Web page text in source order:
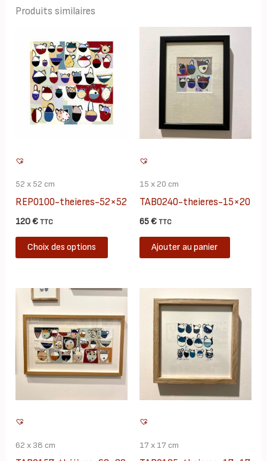
Produits similaires
52 x 52 cm
REP0100-theieres-52×52
120€ TTC
Choix des options
Ce
produit
plusieurs
Les
options
peuvent
être
du
15 x 20 cm
TAB0240-theieres-15×20
65€ TTC
Ajouter au panier
62 x 38 cm 17 x 17 cm